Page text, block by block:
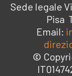
Sede legale
Pisa
Email:
©